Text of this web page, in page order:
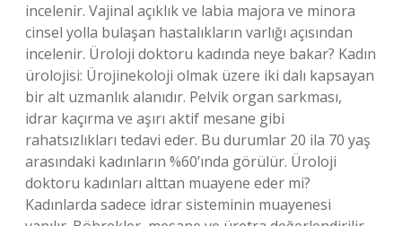
incelenir. Vajinal açıklık ve labia majora ve minora
cinsel yolla bulaşan hastalıkların varlığı açısından
incelenir. Üroloji doktoru kadında neye bakar? Kadın
ürolojisi: Ürojinekoloji olmak üzere iki dalı kapsayan
bir alt uzmanlık alanıdır. Pelvik organ sarkması,
idrar kaçırma ve aşırı aktif mesane gibi
rahatsızlıkları tedavi eder. Bu durumlar 20 ila 70 yaş
arasındaki kadınların %60’ında görülür. Üroloji
doktoru kadınları alttan muayene eder mi?
Kadınlarda sadece idrar sisteminin muayenesi